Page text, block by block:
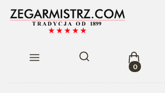
Otwórz wyszukiwarkę